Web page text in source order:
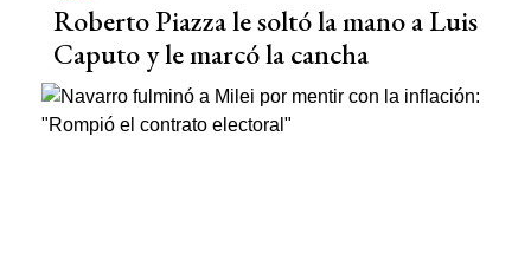
Roberto Piazza le soltó la mano a Luis
Caputo y le marcó la cancha